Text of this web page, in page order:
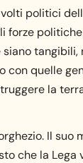
politici
forze
tangibili,
con quelle
la
Il suo
che la Lega